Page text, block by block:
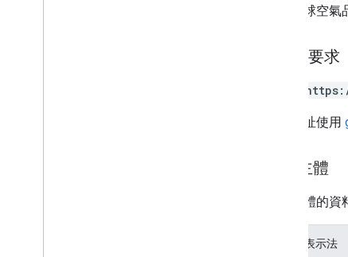
數和全球空氣
HTTP 要求
POST
這個網址使用
要求主體
要求主體的資
JSON 表示法